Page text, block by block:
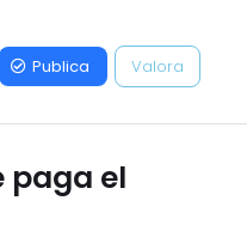
Publica Valora
paga el